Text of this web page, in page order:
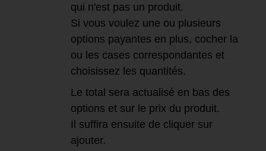
qui n'est pas un produit.
Si vous voulez une ou plusieurs
options payantes en plus, cocher la
ou les cases correspondantes et
choisissez les quantités.
Le total sera actualisé en bas des
options et sur le prix du produit.
Il suffira ensuite de cliquer sur
ajouter.